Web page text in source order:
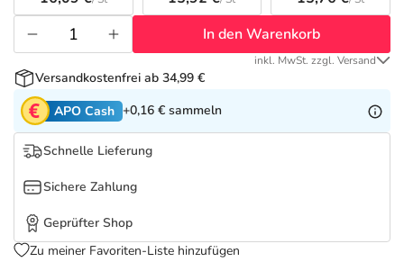
Tierapotheke
Vitamine & Mineralstoffe
Marken
Salus Deals
In den Warenkorb
inkl. MwSt. zzgl. Versand
Versandkostenfrei ab 34,99 €
APO Cash +0,16 € sammeln
Schnelle Lieferung
Sichere Zahlung
Geprüfter Shop
Zu meiner Favoriten-Liste hinzufügen